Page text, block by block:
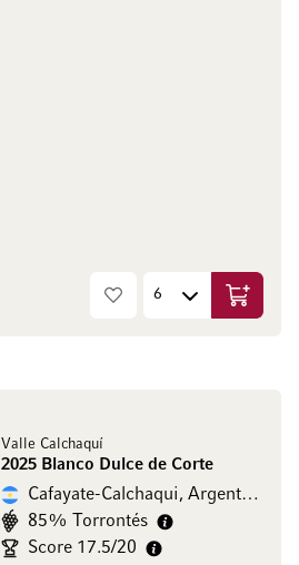
Ajouter
Valle Calchaquí
2025 Blanco Dulce de Corte
Cafayate-Calchaqui, Argentine
85% Torrontés
Score 17.5/20